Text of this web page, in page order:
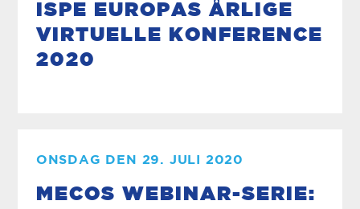
ISPE EUROPAS ÅRLIGE
VIRTUELLE KONFERENCE
2020
ONSDAG DEN 29. JULI 2020
MECOS WEBINAR-SERIE: